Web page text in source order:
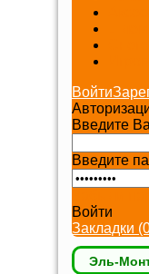
Войти
Введите
Введите
Войти
Закладки
Эль-